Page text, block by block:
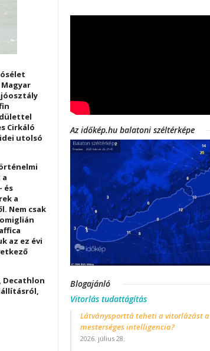
Cirkáló
utolsó
és
a
Nem csak
az ez évi
Decathlon
Az időkép.hu balatoni széltérképe
Blogajánló
Vitorlás tudattágítás
Látványsporttá teheti a vitorlázást a
mesterséges intelligencia?
2026. július 28.